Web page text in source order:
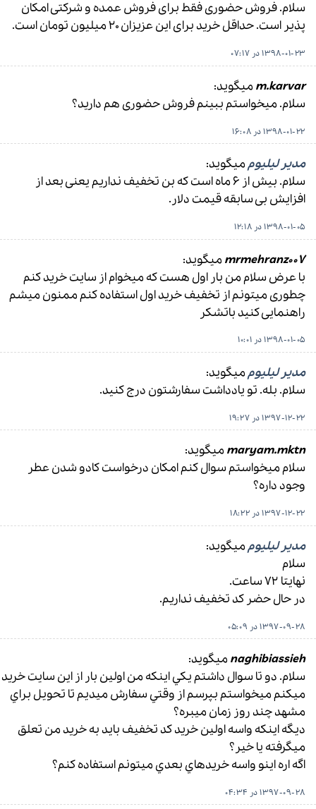
سلام. فروش حضوری فقط برای فروش عمده و شرکتی امکان
پذیر است. حداقل خرید برای این عزیزان ۲۰ میلیون تومان است.
1398-01-23 در 07:17
m.karvar میگوید:
سلام. میخواستم ببینم فروش حضوری هم دارید؟
1398-01-22 در 16:08
مدیر لیلیوممیگوید:
سلام. بیش از ۶ ماه است که بن تخفیف نداریم یعنی بعد از
افزایش بی سابقه قیمت دلار.
1398-01-05 در 12:18
mrmehranz007 میگوید:
با عرض سلام من بار اول هست که میخوام از سایت خرید کنم
چطوری میتونم از تخفیف خرید اول استفاده کنم ممنون میشم
راهنمایی کنید باتشکر
1398-01-05 در 10:01
مدیر لیلیوممیگوید:
سلام. بله. تو یادداشت سفارشتون درج کنید.
1397-12-22 در 19:27
maryam.mktn میگوید:
سلام میخواستم سوال کنم امکان درخواست کادو شدن عطر
وجود داره؟
1397-12-22 در 18:22
مدیر لیلیوممیگوید:
سلام
نهایتا ۷۲ ساعت.
در حال حضر کد تخفیف نداریم.
1397-09-28 در 05:09
naghibiassieh میگوید:
سلام. دو تا سوال داشتم يكي اينكه من اولين بار از اين سايت خريد
ميكنم ميخواستم بپرسم از وقتي سفارش ميديم تا تحويل براي
مشهد چند روز زمان ميبره؟
ديگه اينكه واسه اولين خريد كد تخفيف بايد به خريد من تعلق
ميگرفته يا خير؟
اگه اره اينو واسه خريدهاي بعدي ميتونم استفاده كنم؟
1397-09-28 در 04:34